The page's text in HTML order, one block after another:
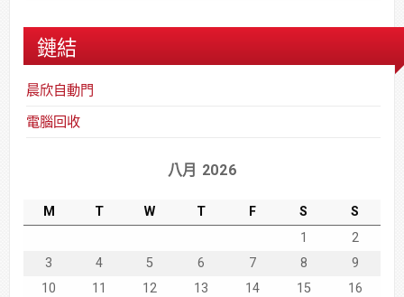
鏈結
晨欣自動門
電腦回收
八月 2026
M T W T F S
S
1
2
3
4 5 6 7 8
9
10
11 12 13 14 15
16